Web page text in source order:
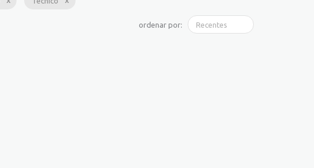
ordenar por: